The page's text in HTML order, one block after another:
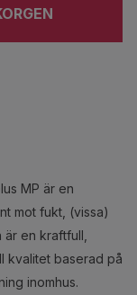
MP är en
mot fukt, (vissa)
en kraftfull,
kvalitet baserad på
inomhus.